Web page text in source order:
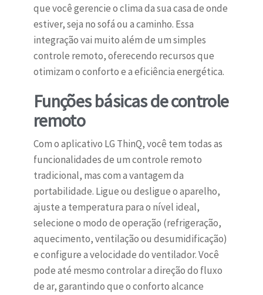
que você gerencie o clima da sua casa de onde
estiver, seja no sofá ou a caminho. Essa
integração vai muito além de um simples
controle remoto, oferecendo recursos que
otimizam o conforto e a eficiência energética.
Funções básicas de controle
remoto
Com o aplicativo LG ThinQ, você tem todas as
funcionalidades de um controle remoto
tradicional, mas com a vantagem da
portabilidade. Ligue ou desligue o aparelho,
ajuste a temperatura para o nível ideal,
selecione o modo de operação (refrigeração,
aquecimento, ventilação ou desumidificação)
e configure a velocidade do ventilador. Você
pode até mesmo controlar a direção do fluxo
de ar, garantindo que o conforto alcance